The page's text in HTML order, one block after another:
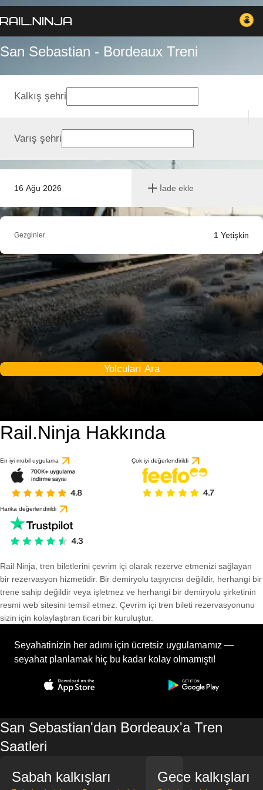
San Sebastian - Bordeaux Treni
16 Ağu 2026 İade ekle
Kalkış şehri
Varış şehri
Gezginler 1 Yetişkin
Yolcuları Ara
Rail.Ninja Hakkında
En iyi mobil uygulama Çok iyi değerlendirildi
Harika değerlendirildi
Rail Ninja, tren biletlerini çevrim içi olarak rezerve etmenizi sağlayan
bir rezervasyon hizmetidir. Bir demiryolu taşıyıcısı değildir, herhangi bir
trene sahip değildir veya işletmez ve herhangi bir demiryolu şirketinin
resmi web sitesini temsil etmez. Çevrim içi tren bileti rezervasyonunu
sizin için kolaylaştıran ticari bir kuruluştur.
Seyahatinizin her adımı için ücretsiz uygulamamız —
seyahat planlamak hiç bu kadar kolay olmamıştı!
San Sebastian'dan Bordeaux'a Tren
Saatleri
Sabah kalkışları
Gece kalkışları